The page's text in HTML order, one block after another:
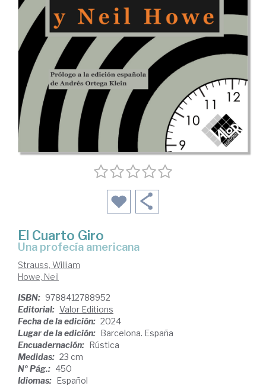
El Cuarto Giro
una profecía americana
Strauss, William
Howe, Neil
ISBN: 9788412788952
Editorial: Valor Editions
Fecha de la edición: 2024
Lugar de la edición: Barcelona. España
Encuadernación: Rústica
Medidas: 23 cm
Nº Pág.: 450
Idiomas: Español